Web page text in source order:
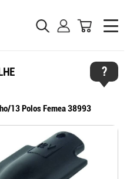
?
13 Polos Femea 38993